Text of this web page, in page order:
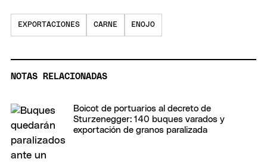
EXPORTACIONES CARNE ENOJO
NOTAS RELACIONADAS
Boicot de portuarios al decreto de
Sturzenegger: 140 buques varados y
exportación de granos paralizada